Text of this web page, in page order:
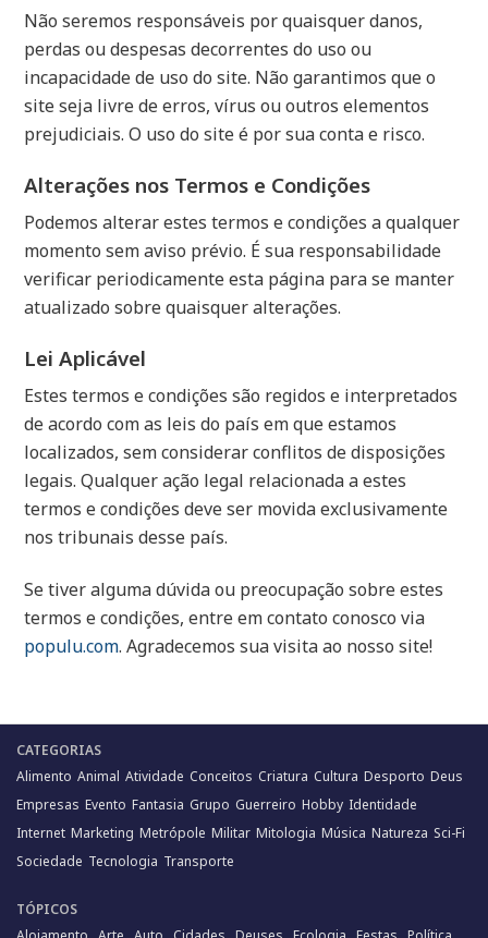
Não seremos responsáveis por quaisquer danos,
perdas ou despesas decorrentes do uso ou
incapacidade de uso do site. Não garantimos que o
site seja livre de erros, vírus ou outros elementos
prejudiciais. O uso do site é por sua conta e risco.
Alterações nos Termos e Condições
Podemos alterar estes termos e condições a qualquer
momento sem aviso prévio. É sua responsabilidade
verificar periodicamente esta página para se manter
atualizado sobre quaisquer alterações.
Lei Aplicável
Estes termos e condições são regidos e interpretados
de acordo com as leis do país em que estamos
localizados, sem considerar conflitos de disposições
legais. Qualquer ação legal relacionada a estes
termos e condições deve ser movida exclusivamente
nos tribunais desse país.
Se tiver alguma dúvida ou preocupação sobre estes
termos e condições, entre em contato conosco via
populu.com. Agradecemos sua visita ao nosso site!
CATEGORIAS
Alimento Animal Atividade Conceitos Criatura Cultura Desporto Deus
Empresas Evento Fantasia Grupo Guerreiro Hobby Identidade
Internet Marketing Metrópole Militar Mitologia Música Natureza Sci-Fi
Sociedade Tecnologia Transporte
TÓPICOS